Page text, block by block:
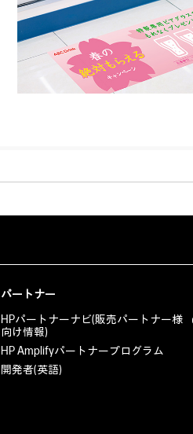
パートナー
HPパートナーナビ(販売パートナー様
向け情報)
HP Amplifyパートナープログラム
開発者(英語)